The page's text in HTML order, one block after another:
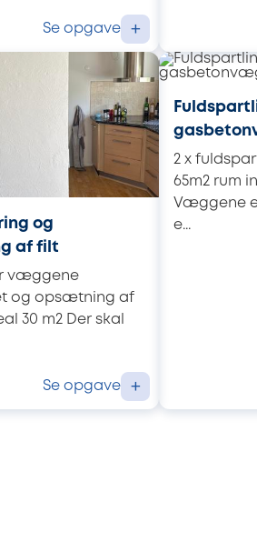
Se opgave +
og
af filt
væggene
og opsætning af
30 m2 Der skal
Se opgave +
2 x
65m2 rum
Væggene
e...